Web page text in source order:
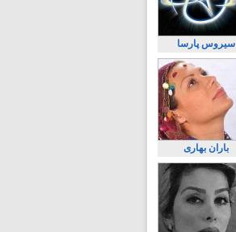
سیروس پارسا
باران بهاری